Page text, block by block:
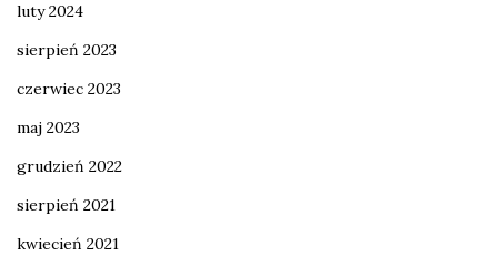
luty 2024
sierpień 2023
czerwiec 2023
maj 2023
grudzień 2022
sierpień 2021
kwiecień 2021